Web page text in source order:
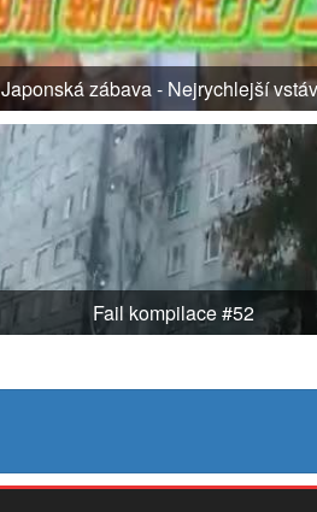
Japonská zábava - Nejrychlejší
Fail kompilace #52